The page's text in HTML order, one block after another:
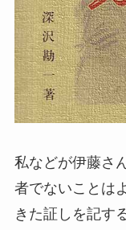
私などが伊藤さ
者でないことは
きた証しを記す